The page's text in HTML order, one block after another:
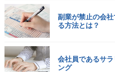
副業が禁止の会
る方法とは？
会社員であるサ
ング